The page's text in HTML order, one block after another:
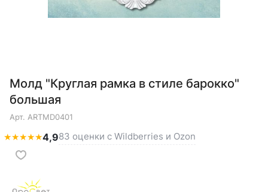
Молд "Круглая рамка в стиле барокко"
большая
Арт. ARTMD0401
★★★★★4,983 оценки с Wildberries и Ozon